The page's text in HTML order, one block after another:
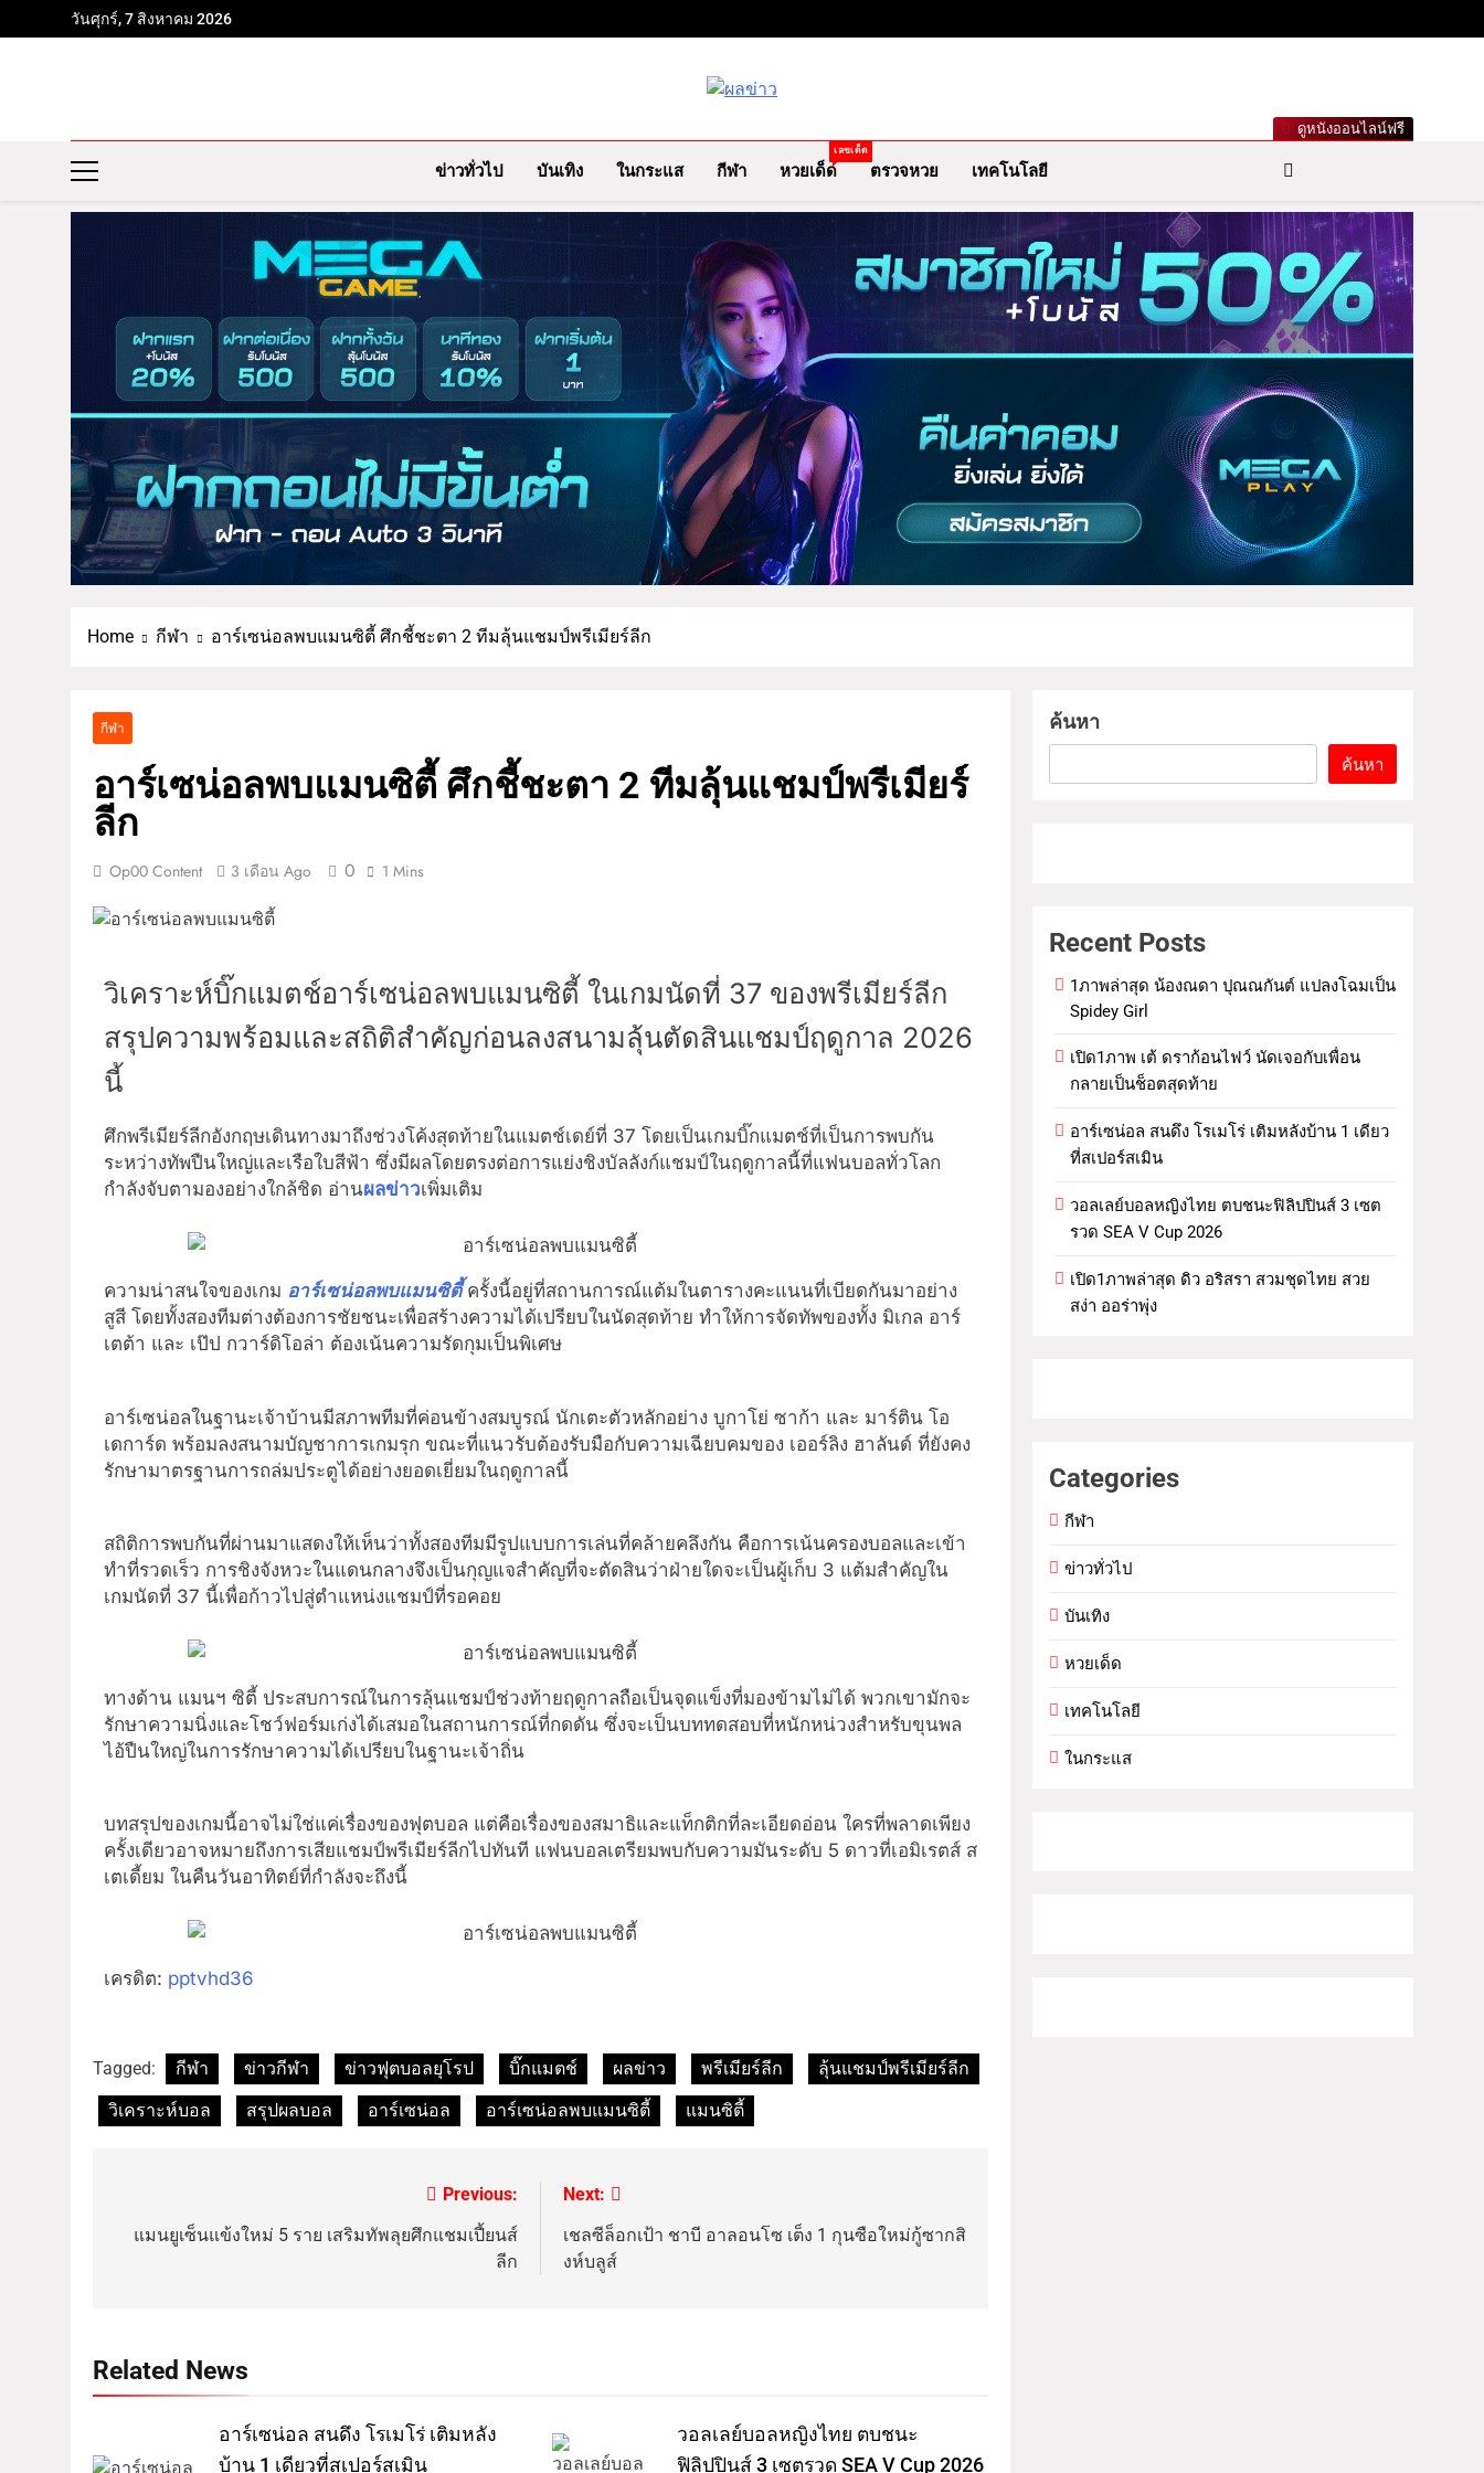
วันศุกร์, 7 สิงหาคม 2026
ผลข่าว.com
ข่าววันนี้ ข่าวล่าสุด ข่าวบันเทิงเกาะกระแสดารา ข่าวกีฬารอบโลก เลขเด็ดหวยดัง ตรวจหวย
ดูหนังออนไลน์ฟรี
ข่าวทั่วไป บันเทิง ในกระแส กีฬา หวยเด็ด
เลขเด็ด
ตรวจหวย เทคโนโลยี
Home กีฬา อาร์เซน่อลพบแมนซิตี้ ศึกชี้ชะตา 2 ทีมลุ้นแชมป์พรีเมียร์ลีก
กีฬา
อาร์เซน่อลพบแมนซิตี้ ศึกชี้ชะตา 2 ทีมลุ้นแชมป์พรีเมียร์
ลีก
Op00 Content 3 เดือน Ago 0 1 Mins
วิเคราะห์บิ๊กแมตช์อาร์เซน่อลพบแมนซิตี้ ในเกมนัดที่ 37 ของพรีเมียร์ลีก
สรุปความพร้อมและสถิติสำคัญก่อนลงสนามลุ้นตัดสินแชมป์ฤดูกาล 2026
นี้
ศึกพรีเมียร์ลีกอังกฤษเดินทางมาถึงช่วงโค้งสุดท้ายในแมตช์เดย์ที่ 37 โดยเป็นเกมบิ๊กแมตช์ที่เป็นการพบกัน
ระหว่างทัพปืนใหญ่และเรือใบสีฟ้า ซึ่งมีผลโดยตรงต่อการแย่งชิงบัลลังก์แชมป์ในฤดูกาลนี้ที่แฟนบอลทั่วโลก
กำลังจับตามองอย่างใกล้ชิด อ่านผลข่าวเพิ่มเติม
ความน่าสนใจของเกม อาร์เซน่อลพบแมนซิตี้ครั้งนี้อยู่ที่สถานการณ์แต้มในตารางคะแนนที่เบียดกันมาอย่าง
สูสี โดยทั้งสองทีมต่างต้องการชัยชนะเพื่อสร้างความได้เปรียบในนัดสุดท้าย ทำให้การจัดทัพของทั้ง มิเกล อาร์
เตต้า และ เป๊ป กวาร์ดิโอล่า ต้องเน้นความรัดกุมเป็นพิเศษ
อาร์เซน่อลในฐานะเจ้าบ้านมีสภาพทีมที่ค่อนข้างสมบูรณ์ นักเตะตัวหลักอย่าง บูกาโย่ ซาก้า และ มาร์ติน โอ
เดการ์ด พร้อมลงสนามบัญชาการเกมรุก ขณะที่แนวรับต้องรับมือกับความเฉียบคมของ เออร์ลิง ฮาลันด์ ที่ยังคง
รักษามาตรฐานการถล่มประตูได้อย่างยอดเยี่ยมในฤดูกาลนี้
สถิติการพบกันที่ผ่านมาแสดงให้เห็นว่าทั้งสองทีมมีรูปแบบการเล่นที่คล้ายคลึงกัน คือการเน้นครองบอลและเข้า
ทำที่รวดเร็ว การชิงจังหวะในแดนกลางจึงเป็นกุญแจสำคัญที่จะตัดสินว่าฝ่ายใดจะเป็นผู้เก็บ 3 แต้มสำคัญใน
เกมนัดที่ 37 นี้เพื่อก้าวไปสู่ตำแหน่งแชมป์ที่รอคอย
ทางด้าน แมนฯ ซิตี้ ประสบการณ์ในการลุ้นแชมป์ช่วงท้ายฤดูกาลถือเป็นจุดแข็งที่มองข้ามไม่ได้ พวกเขามักจะ
รักษาความนิ่งและโชว์ฟอร์มเก่งได้เสมอในสถานการณ์ที่กดดัน ซึ่งจะเป็นบททดสอบที่หนักหน่วงสำหรับขุนพล
ไอ้ปืนใหญ่ในการรักษาความได้เปรียบในฐานะเจ้าถิ่น
บทสรุปของเกมนี้อาจไม่ใช่แค่เรื่องของฟุตบอล แต่คือเรื่องของสมาธิและแท็กติกที่ละเอียดอ่อน ใครที่พลาดเพียง
ครั้งเดียวอาจหมายถึงการเสียแชมป์พรีเมียร์ลีกไปทันที แฟนบอลเตรียมพบกับความมันระดับ 5 ดาวที่เอมิเรตส์ ส
เตเดี้ยม ในคืนวันอาทิตย์ที่กำลังจะถึงนี้
เครดิต: pptvhd36
Tagged: กีฬา ข่าวกีฬา ข่าวฟุตบอลยุโรป บิ๊กแมตช์ ผลข่าว พรีเมียร์ลีก
ลุ้นแชมป์พรีเมียร์ลีก
วิเคราะห์บอล
สรุปผลบอล อาร์เซน่อล อาร์เซน่อลพบแมนซิตี้ แมนซิตี้
Previous:
แมนยูเซ็นแข้งใหม่ 5 ราย เสริมทัพลุยศึกแชมเปี้ยนส์
ลีก
Next:
เชลซีล็อกเป้า ชาบี อาลอนโซ เต็ง 1 กุนซือใหม่กู้ซากสิ
งห์บลูส์
Related News
อาร์เซน่อล สนดึง โรเมโร่ เติมหลัง
บ้าน 1 เดียวที่สเปอร์สเมิน
วอลเลย์บอลหญิงไทย ตบชนะ
ฟิลิปปินส์ 3 เซตรวด SEA V Cup 2026
ค้นหา
ค้นหา
Recent Posts
1ภาพล่าสุด น้องณดา ปุณณกันต์ แปลงโฉมเป็น
Spidey Girl
เปิด1ภาพ เต้ ดราก้อนไฟว์ นัดเจอกับเพื่อน
กลายเป็นช็อตสุดท้าย
อาร์เซน่อล สนดึง โรเมโร่ เติมหลังบ้าน 1 เดียว
ที่สเปอร์สเมิน
วอลเลย์บอลหญิงไทย ตบชนะฟิลิปปินส์ 3 เซต
รวด SEA V Cup 2026
เปิด1ภาพล่าสุด ดิว อริสรา สวมชุดไทย สวย
สง่า ออร่าพุ่ง
Categories
กีฬา
ข่าวทั่วไป
บันเทิง
หวยเด็ด
เทคโนโลยี
ในกระแส